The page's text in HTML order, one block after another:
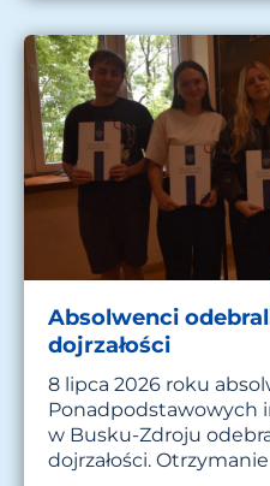
Absolwenci
dojrzałości
8 lipca 2026 roku
Ponadpodstawowych
w Busku-Zdroju
dojrzałości.